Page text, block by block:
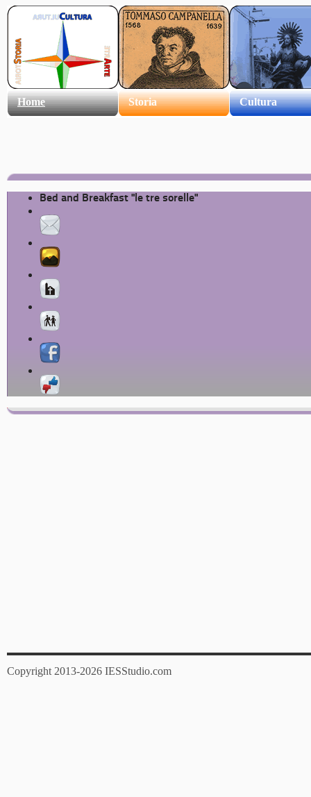
Home Storia Cultura
Bed and Breakfast "le tre sorelle"
Copyright 2013-2026 IESStudio.com